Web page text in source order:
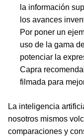
la información
los avances
Por poner un
uso de la gama
potenciar la
Capra
filmada para
La inteligencia
nosotros mismos
comparaciones y